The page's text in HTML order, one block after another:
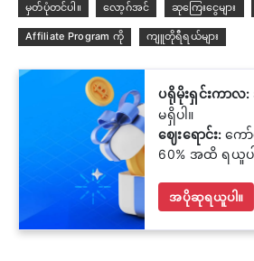
မှတ်ပုံတင်ပါ။ လော့ဂ်အင် ဆုကြေးငွေများ
Affiliate Program ကို ကျူတိုရီရယ်များ
ပရိုမိုးရှင်းကာလ:
မရှိပါ။
ဈေးရောင်း: ကော်
60% အထိ ရယူပ
အပိုဆုရယူပါ။